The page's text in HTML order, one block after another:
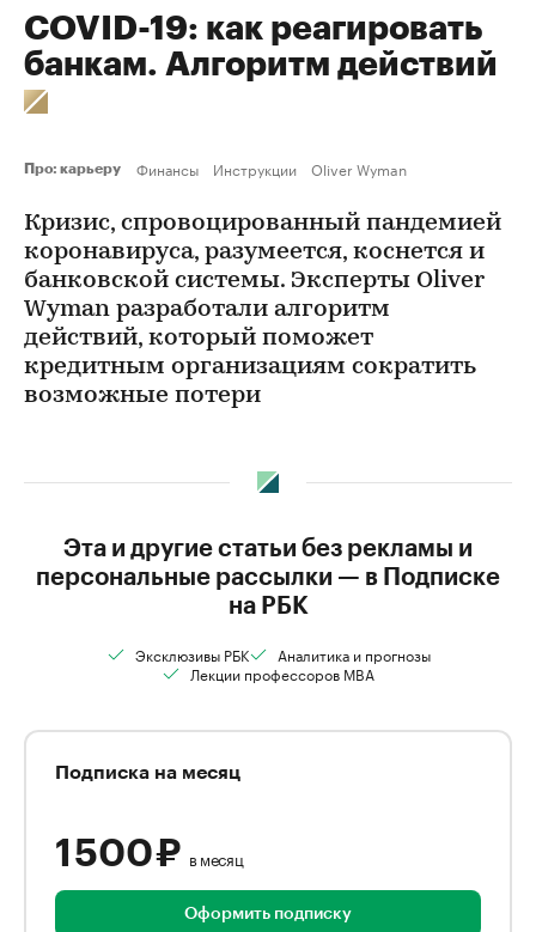
COVID-19: как реагировать
банкам. Алгоритм действий
Про: карьеру Финансы Инструкции Oliver Wyman
Кризис, спровоцированный пандемией
коронавируса, разумеется, коснется и
банковской системы. Эксперты Oliver
Wyman разработали алгоритм
действий, который поможет
кредитным организациям сократить
возможные потери
Эта и другие статьи без рекламы и
персональные рассылки — в Подписке
на РБК
Эксклюзивы РБК
Аналитика и прогнозы
Лекции профессоров MBA
Подписка на месяц
1 500 ₽ в месяц
Оформить подписку